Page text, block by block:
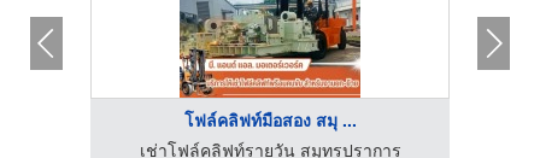
โฟล์คลิฟท์มือสอง สมุ ...
เช่าโฟล์คลิฟท์รายวัน สมุทรปราการ